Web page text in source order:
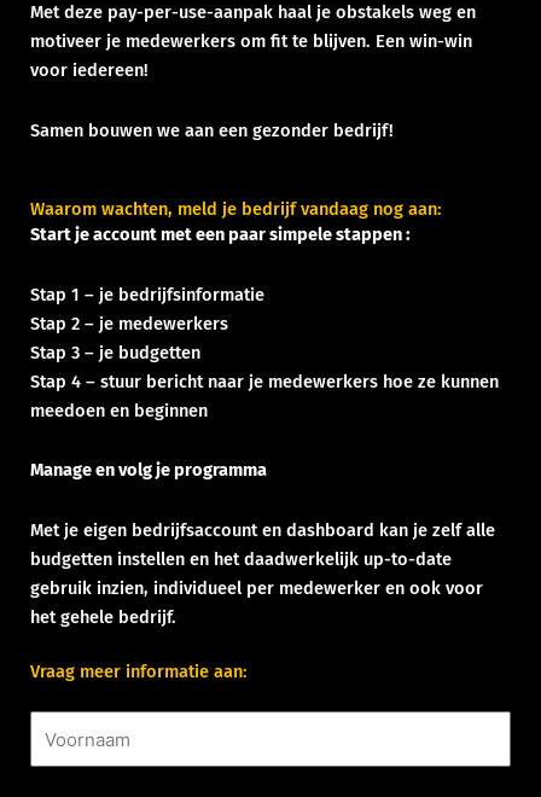
Met deze pay-per-use-aanpak haal je obstakels weg en
motiveer je medewerkers om fit te blijven. Een win-win
voor iedereen!
Samen bouwen we aan een gezonder bedrijf!
Waarom wachten, meld je bedrijf vandaag nog aan:
Start je account met een paar simpele stappen :
Stap 1 – je bedrijfsinformatie
Stap 2 – je medewerkers
Stap 3 – je budgetten
Stap 4 – stuur bericht naar je medewerkers hoe ze kunnen
meedoen en beginnen
Manage en volg je programma
Met je eigen bedrijfsaccount en dashboard kan je zelf alle
budgetten instellen en het daadwerkelijk up-to-date
gebruik inzien, individueel per medewerker en ook voor
het gehele bedrijf.
Vraag meer informatie aan: